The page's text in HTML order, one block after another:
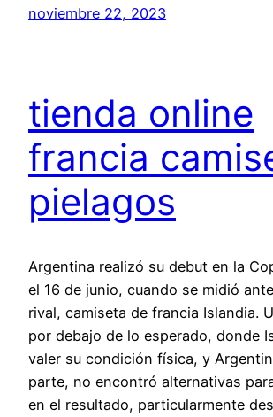
noviembre 22, 2023
tienda online
francia
pielagos
Argentina realizó su debut en la
el 16 de junio, cuando se midió
rival, camiseta de francia Islandia.
por debajo de lo esperado, donde
valer su condición física, y
parte, no encontró alternativas
en el resultado, particularmente